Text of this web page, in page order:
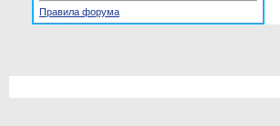
Правила форума